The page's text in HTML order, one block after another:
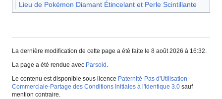
Lieu de Pokémon Diamant Étincelant et Perle Scintillante
La dernière modification de cette page a été faite le 8 août 2026 à 16:32.
La page a été rendue avec Parsoid .
Le contenu est disponible sous licence Paternité-Pas d'Utilisation
Commerciale-Partage des Conditions Initiales à l'Identique 3.0 sauf
mention contraire.